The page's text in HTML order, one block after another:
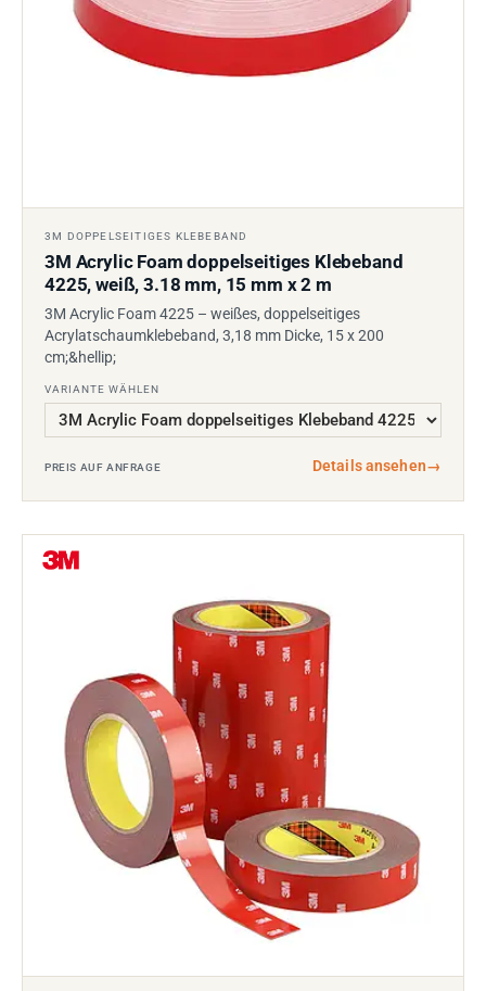
3M DOPPELSEITIGES KLEBEBAND
3M Acrylic Foam doppelseitiges Klebeband
4225, weiß, 3.18 mm, 15 mm x 2 m
3M Acrylic Foam 4225 – weißes, doppelseitiges
Acrylatschaumklebeband, 3,18 mm Dicke, 15 x 200
cm;&hellip;
VARIANTE WÄHLEN
PREIS AUF ANFRAGE Details ansehen→